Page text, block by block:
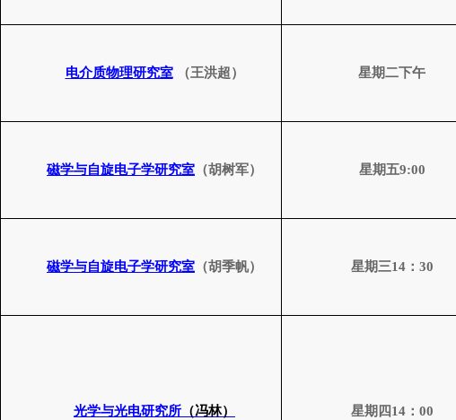
电介质物理研究室 （王洪超） 星期二下午
磁学与自旋电子学研究室 （胡树军） 星期五9:00
磁学与自旋电子学研究室 （胡季帆） 星期三14： 30
光学与光电研究所 （冯林） 星期四14： 00